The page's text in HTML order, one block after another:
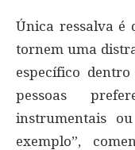
Única ressalva é
tornem uma
específico
pessoas
instrumentais
exemplo”,